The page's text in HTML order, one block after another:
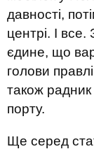
давності,
центрі. І
єдине, що
голови
також радник
порту.
Ще серед